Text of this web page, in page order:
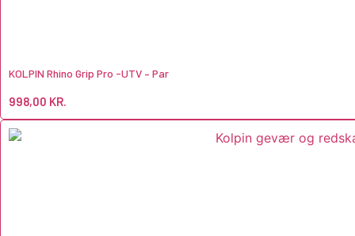
KOLPIN Rhino Grip Pro -UTV – Par
998,00 KR.